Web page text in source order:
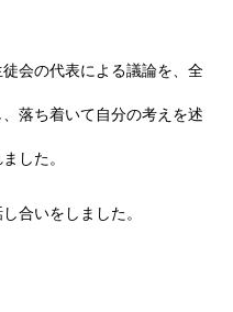
会の代表による議論を、全
落ち着いて自分の考えを述
した。
合いをしました。